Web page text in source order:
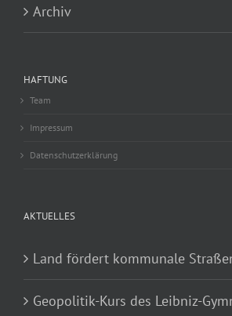
Archiv
HAFTUNG
Team
Impressum
Datenschutzerklärung
AKTUELLES
Land fördert kommunale
Geopolitik-Kurs des Leibniz-